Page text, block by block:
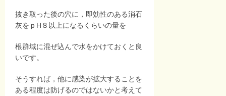
抜き取った後の穴に，即効性のある消石
灰をｐH８以上になるくらいの量を
根群域に混ぜ込んで水をかけておくと良
いです。
そうすれば，他に感染が拡大することを
ある程度は防げるのではないかと考えて